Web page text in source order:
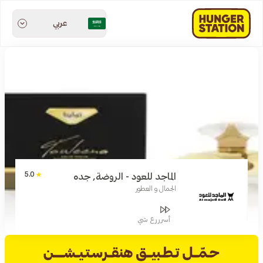
عربي
الماجد للعود - الروضة, جده
الجمال و العطور
5.0
أسرررع شي